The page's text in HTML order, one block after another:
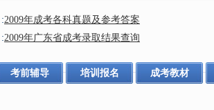
:2009年成考各科真题及参考答案
:2009年广东省成考录取结果查询
考前辅导 培训报名 成考教材